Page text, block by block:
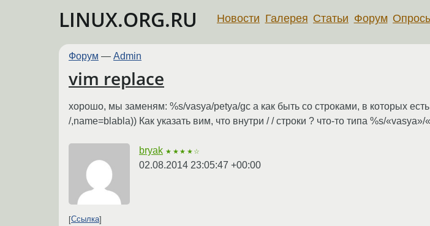
LINUX.ORG.RU Новости Галерея Статьи Форум
Форум — Admin
vim replace
хорошо, мы заменям: %s/vasya/petya/gc а как быть со строками, в которых
/,name=blabla)) Как указать вим, что внутри / / строки ? что-то типа %s/«vasya»/
bryak ★★★★☆
02.08.2014 23:05:47 +00:00
Ссылка